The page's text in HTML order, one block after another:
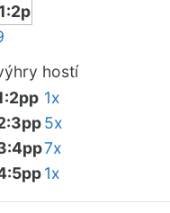
1:2p
hostí
1x
5x
7x
1x